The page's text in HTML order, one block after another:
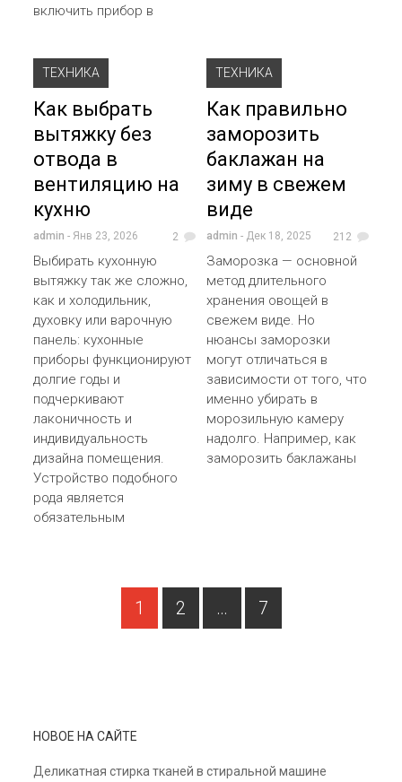
включить прибор в
ТЕХНИКА
Как выбрать
вытяжку без
отвода в
вентиляцию на
кухню
admin - Янв 23, 2026 2
Выбирать кухонную
вытяжку так же сложно,
как и холодильник,
духовку или варочную
панель: кухонные
приборы функционируют
долгие годы и
подчеркивают
лаконичность и
индивидуальность
дизайна помещения.
Устройство подобного
рода является
обязательным
ТЕХНИКА
Как правильно
заморозить
баклажан на
зиму в свежем
виде
admin - Дек 18, 2025 212
Заморозка — основной
метод длительного
хранения овощей в
свежем виде. Но
нюансы заморозки
могут отличаться в
зависимости от того, что
именно убирать в
морозильную камеру
надолго. Например, как
заморозить баклажаны
Навигация по записям
1 2 … 7
НОВОЕ НА САЙТЕ
Деликатная стирка тканей в стиральной машине